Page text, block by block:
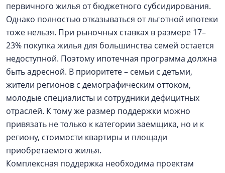
первичного жилья от бюджетного субсидирования.
Однако полностью отказываться от льготной ипотеки
тоже нельзя. При рыночных ставках в размере 17–
23% покупка жилья для большинства семей остается
недоступной. Поэтому ипотечная программа должна
быть адресной. В приоритете – семьи с детьми,
жители регионов с демографическим оттоком,
молодые специалисты и сотрудники дефицитных
отраслей. К тому же размер поддержки можно
привязать не только к категории заемщика, но и к
региону, стоимости квартиры и площади
приобретаемого жилья.
Комплексная поддержка необходима проектам